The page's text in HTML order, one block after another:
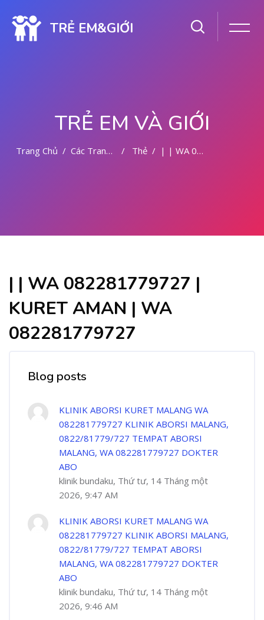
TRẺ EM&GIỚI
TRẺ EM VÀ GIỚI
Trang Chủ Các Trang Của Hệ Thống Thẻ | | WA 082281779727 | KURET AMAN | WA 082281779727
| | WA 082281779727 |
KURET AMAN | WA
082281779727
Blog posts
KLINIK ABORSI KURET MALANG WA
082281779727 KLINIK ABORSI MALANG,
0822/81779/727 TEMPAT ABORSI
MALANG, WA 082281779727 DOKTER
ABO
klinik bundaku, Thứ tư, 14 Tháng một
2026, 9:47 AM
KLINIK ABORSI KURET MALANG WA
082281779727 KLINIK ABORSI MALANG,
0822/81779/727 TEMPAT ABORSI
MALANG, WA 082281779727 DOKTER
ABO
klinik bundaku, Thứ tư, 14 Tháng một
2026, 9:46 AM